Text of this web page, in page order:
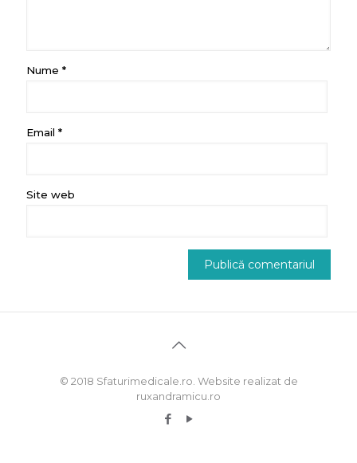
Nume *
Email *
Site web
© 2018 Sfaturimedicale.ro. Website realizat de
ruxandramicu.ro